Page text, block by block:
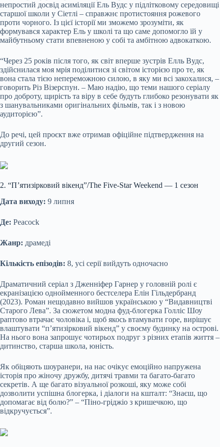
непростий досвід асиміляції Ель Вудс у підлітковому середовищі
старшої школи у Сіетлі – справжнє протистояння рожевого
проти чорного. Із цієї історії ми зможемо зрозуміти, як
формувався характер Ель у школі та що саме допомогло їй у
майбутньому стати впевненою у собі та амбітною адвокаткою.
“Через 25 років після того, як світ вперше зустрів Елль Вудс,
здійснилася моя мрія поділитися зі світом історією про те, як
вона стала тією непереможною силою, в яку ми всі закохалися, –
говорить Різ Візерспун. – Маю надію, що теми нашого серіалу
про доброту, щирість та віру в себе будуть глибоко резонувати як
з шанувальниками оригінальних фільмів, так і з новою
аудиторією”.
До речі, цей проєкт вже отримав офіційне підтвердження на
другий сезон.
2. “П’ятизірковий вікенд”/The Five-Star Weekend — 1 сезон
Дата виходу: 9 липня
Де: Peacock
Жанр: драмеді
Кількість епізодів: 8, усі серії вийдуть одночасно
Драматичний серіал з Дженніфер Гарнер у головній ролі є
екранізацією однойменного бестселера Елін Гільдербранд
(2023). Роман нещодавно вийшов українською у “Видавництві
Старого Лева”. За сюжетом модна фуд-блогерка Голліс Шоу
раптово втрачає чоловіка і, щоб якось втамувати горе, вирішує
влаштувати “п’ятизірковий вікенд” у своєму будинку на острові.
На нього вона запрошує чотирьох подруг з різних етапів життя –
дитинство, старша школа, юність.
Як обіцяють шоуранери, на нас очікує емоційно напружена
історія про жіночу дружбу, дитячі травми та багато-багато
секретів. А ще багато візуальної розкоші, яку може собі
дозволити успішна блогерка, і діалоги на кшталт: “Знаєш, що
допомагає від болю?” – “Піно-гріджіо з кришечкою, що
відкручується”.